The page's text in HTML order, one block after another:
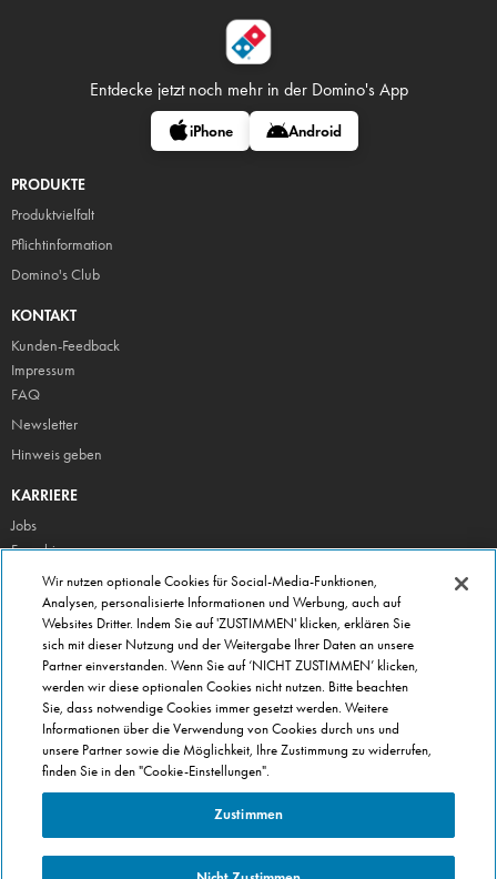
Entdecke jetzt noch mehr in der Domino's App
iPhone Android
PRODUKTE
Produktvielfalt
Pflichtinformation
Domino's Club
KONTAKT
Kunden-Feedback
Impressum
FAQ
Newsletter
Hinweis geben
KARRIERE
Jobs
Franchise
ÜBER DOMINO'S
Storesuche
Presse
Domino's App
Unternehmen
Geschenkgutscheine
Cookie Einstellungen
Datenschutz
Allgemeine Geschäftsbedingungen
Wir nutzen optionale Cookies für Social-Media-Funktionen,
Analysen, personalisierte Informationen und Werbung, auch auf
Websites Dritter. Indem Sie auf 'ZUSTIMMEN' klicken, erklären Sie
sich mit dieser Nutzung und der Weitergabe Ihrer Daten an unsere
Partner einverstanden. Wenn Sie auf ‘NICHT ZUSTIMMEN’ klicken,
werden wir diese optionalen Cookies nicht nutzen. Bitte beachten
Sie, dass notwendige Cookies immer gesetzt werden. Weitere
Informationen über die Verwendung von Cookies durch uns und
unsere Partner sowie die Möglichkeit, Ihre Zustimmung zu widerrufen,
finden Sie in den "Cookie-Einstellungen".
Zustimmen